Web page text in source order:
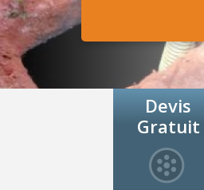
Devis
Gratuit